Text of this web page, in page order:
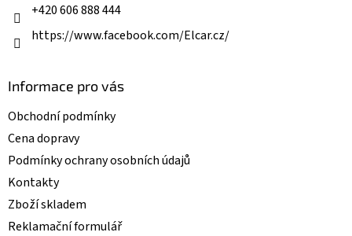
v
+420 606 888 444
https://www.facebook.com/Elcar.cz/
Informace pro vás
Obchodní podmínky
Cena dopravy
Podmínky ochrany osobních údajů
Kontakty
Zboží skladem
Reklamační formulář